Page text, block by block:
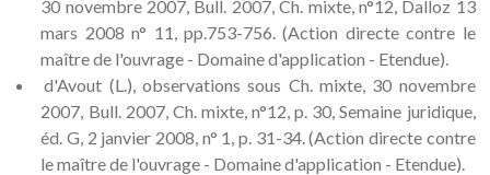
30 novembre 2007, Bull. 2007, Ch. mixte, n°12, Dalloz 13
mars 2008 n° 11, pp.753-756. (Action directe contre le
maître de l'ouvrage - Domaine d'application - Etendue).
d'Avout (L.), observations sous Ch. mixte, 30 novembre
2007, Bull. 2007, Ch. mixte, n°12, p. 30, Semaine juridique,
éd. G, 2 janvier 2008, n° 1, p. 31-34. (Action directe contre
le maître de l'ouvrage - Domaine d'application - Etendue).